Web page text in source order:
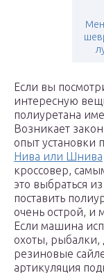
Если вы
интересную
полиуретана
Возникает
опыт установки
Нива или Шнива
кроссовер,
это выбраться
поставить
очень острой, и
Если машина
охоты, рыбалки,
резиновые
артикуляция